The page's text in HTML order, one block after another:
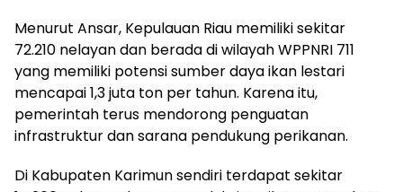
Menurut Ansar, Kepulauan Riau memiliki sekitar
72.210 nelayan dan berada di wilayah WPPNRI 711
yang memiliki potensi sumber daya ikan lestari
mencapai 1,3 juta ton per tahun. Karena itu,
pemerintah terus mendorong penguatan
infrastruktur dan sarana pendukung perikanan.
Di Kabupaten Karimun sendiri terdapat sekitar